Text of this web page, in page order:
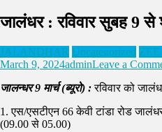
जालंधर : रविवार सुबह 9
JALANDHAR Uncategorized
March 9, 2024adminLeave a
जालन्धर 9 मार्च (ब्यूरो) : रविवार को
1. एस/एसटीएन 66 केवी टांडा रोड
(09.00 से 05.00)